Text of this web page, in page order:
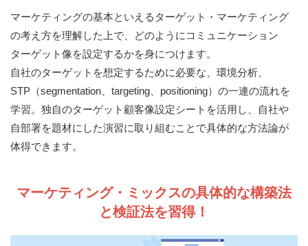
マーケティングの基本といえるターゲット・マーケティング
の考え方を理解した上で、どのようにコミュニケーション
ターゲット像を設定するかを身につけます。
自社のターゲットを想定するために必要な、環境分析、
STP（segmentation、targeting、positioning）の一連の流れを
学習。独自のターゲット顧客像設定シートを活用し、自社や
自部署を題材にした演習に取り組むことで具体的な方法論が
体得できます。
マーケティング・ミックスの具体的な構築法
と検証法を習得！